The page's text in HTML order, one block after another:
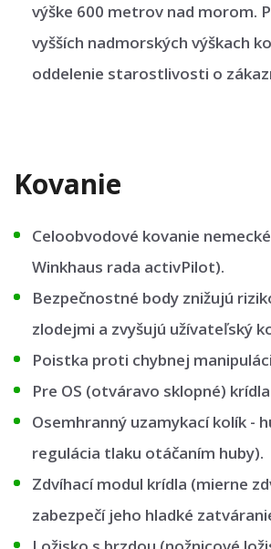
výške 600 metrov nad morom.
vyšších nadmorských výškach
oddelenie starostlivosti o
Kovanie
Celoobvodové kovanie
Winkhaus rada activPilot).
Bezpečnostné body znižujú
zlodejmi a zvyšujú užívateľský
Poistka proti chybnej
Pre OS (otváravo sklopné)
Osemhranný uzamykací kolík -
regulácia tlaku otáčaním huby).
Zdvíhací modul krídla (mierne
zabezpečí jeho hladké